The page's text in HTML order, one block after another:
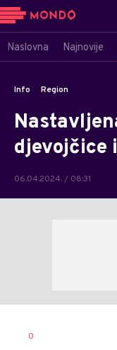
Naslovna Najnovije
Info Region
djevojčice
06.04.2024. / 08:31
AUTOR
0